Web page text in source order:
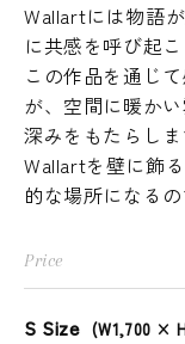
Wallartには物語
に共感を呼び起こ
この作品を通じ
が、空間に暖か
深みをもたらしま
Wallartを壁に飾
的な場所になる
Price
S Size (W1,700 ×